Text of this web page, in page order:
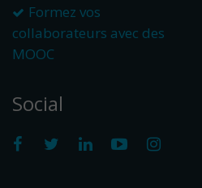
Formez vos
collaborateurs avec des
MOOC
Social